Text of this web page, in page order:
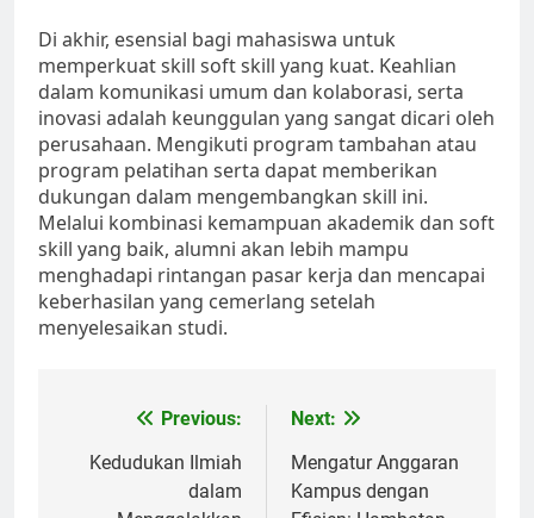
Di akhir, esensial bagi mahasiswa untuk
memperkuat skill soft skill yang kuat. Keahlian
dalam komunikasi umum dan kolaborasi, serta
inovasi adalah keunggulan yang sangat dicari oleh
perusahaan. Mengikuti program tambahan atau
program pelatihan serta dapat memberikan
dukungan dalam mengembangkan skill ini.
Melalui kombinasi kemampuan akademik dan soft
skill yang baik, alumni akan lebih mampu
menghadapi rintangan pasar kerja dan mencapai
keberhasilan yang cemerlang setelah
menyelesaikan studi.
navigation
Previous:
Kedudukan Ilmiah
dalam
Next:
Mengatur Anggaran
Kampus dengan